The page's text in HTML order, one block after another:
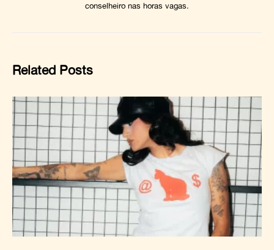
conselheiro nas horas vagas.
Related Posts